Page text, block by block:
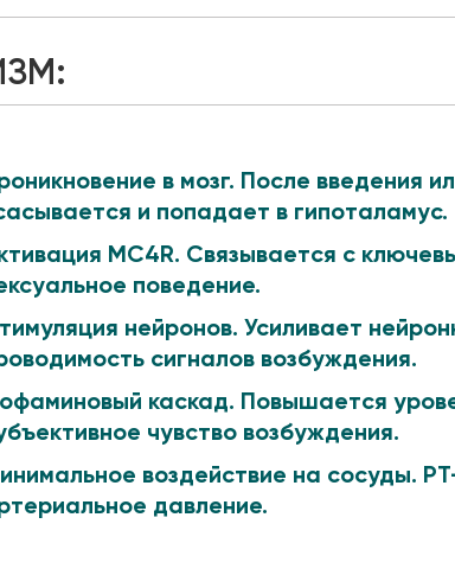
в мозг. После введения
и попадает в гипоталамус.
MC4R. Связывается с
поведение.
нейронов. Усиливает
сигналов возбуждения.
каскад. Повышается
чувство возбуждения.
воздействие на сосуды.
давление.